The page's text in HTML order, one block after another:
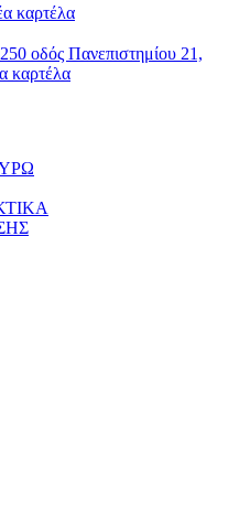
καρτέλα
οδός Πανεπιστημίου 21,
καρτέλα